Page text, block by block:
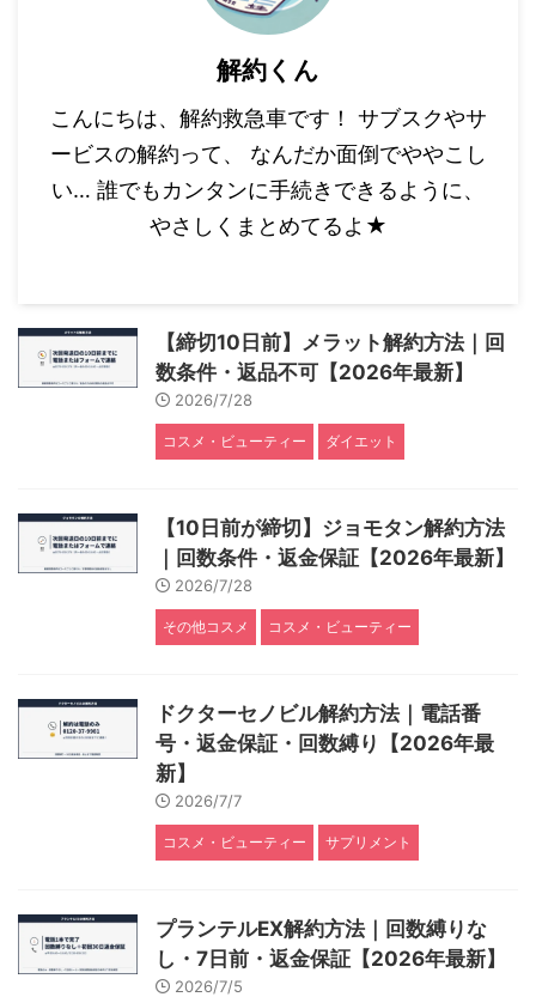
解約くん
こんにちは、解約救急車です！ サブスクやサ
ービスの解約って、 なんだか面倒でややこし
い… 誰でもカンタンに手続きできるように、
やさしくまとめてるよ★
【締切10日前】メラット解約方法｜回
数条件・返品不可【2026年最新】
2026/7/28
コスメ・ビューティー ダイエット
【10日前が締切】ジョモタン解約方法
｜回数条件・返金保証【2026年最新】
2026/7/28
その他コスメ コスメ・ビューティー
ドクターセノビル解約方法｜電話番
号・返金保証・回数縛り【2026年最
新】
2026/7/7
コスメ・ビューティー サプリメント
プランテルEX解約方法｜回数縛りな
し・7日前・返金保証【2026年最新】
2026/7/5